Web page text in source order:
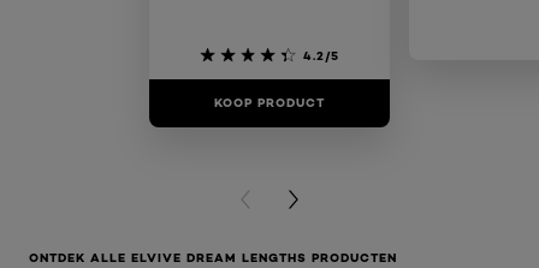
4.2/5
KOOP PRODUCT
PREVIOUS CARD
NEXT CARD
ONTDEK ALLE ELVIVE DREAM LENGTHS PRODUCTEN